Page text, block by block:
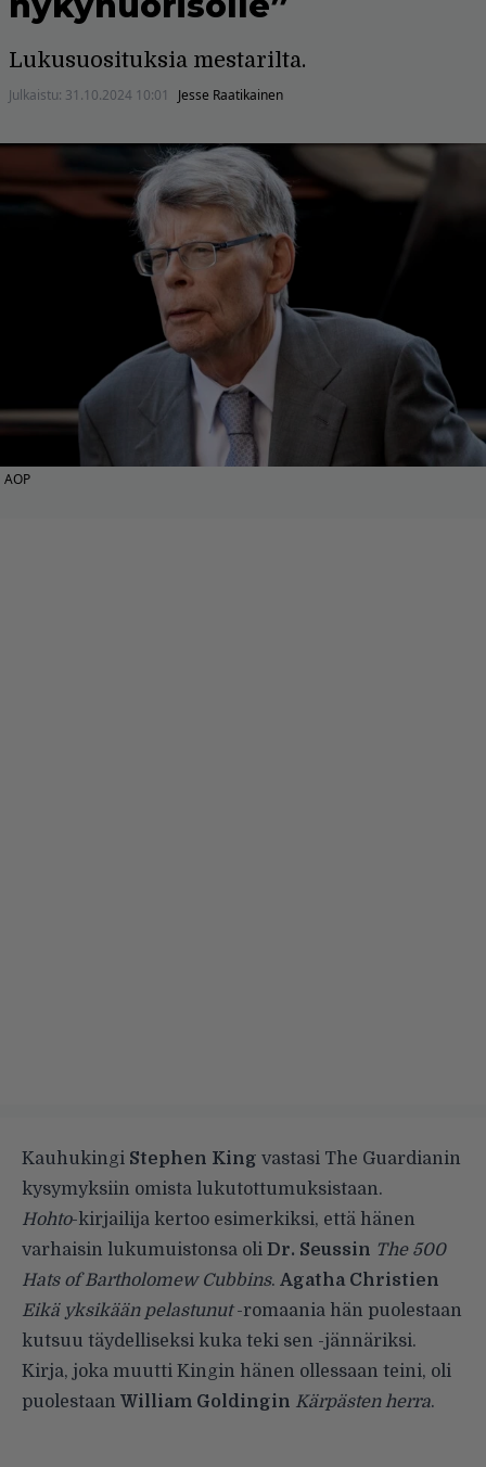
Lukusuosituksia mestarilta.
Julkaistu: 31.10.2024 10:01 Jesse Raatikainen
AOP
Kauhukingi Stephen King vastasi The Guardianin
kysymyksiin omista lukutottumuksistaan.
Hohto-kirjailija kertoo esimerkiksi, että hänen
varhaisin lukumuistonsa oli Dr. Seussin The 500
Hats of Bartholomew Cubbins. Agatha Christien
Eikä yksikään pelastunut-romaania hän puolestaan
kutsuu täydelliseksi kuka teki sen -jännäriksi.
Kirja, joka muutti Kingin hänen ollessaan teini, oli
puolestaan William Goldingin Kärpästen herra.